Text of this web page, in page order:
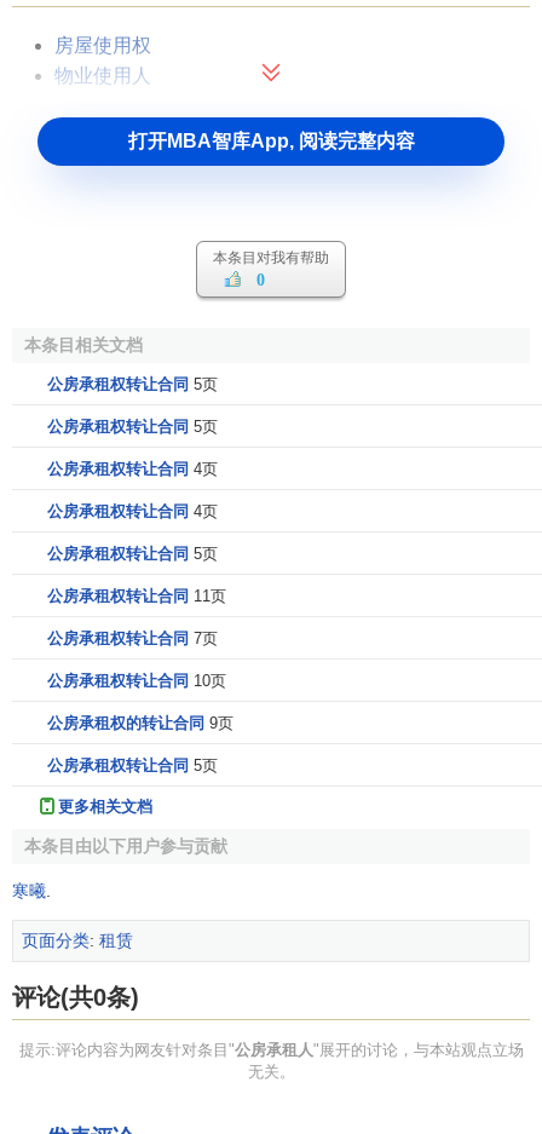
房屋使用权
物业使用人
打开MBA智库App, 阅读完整内容
本条目对我有帮助
0
本条目相关文档
公房承租权转让合同 5页
公房承租权转让合同 5页
公房承租权转让合同 4页
公房承租权转让合同 4页
公房承租权转让合同 5页
公房承租权转让合同 11页
公房承租权转让合同 7页
公房承租权转让合同 10页
公房承租权的转让合同 9页
公房承租权转让合同 5页
更多相关文档
本条目由以下用户参与贡献
寒曦
页面分类: 租赁
评论(共0条)
提示:评论内容为网友针对条目"公房承租人"展开的讨论，与本站观点立场
无关。